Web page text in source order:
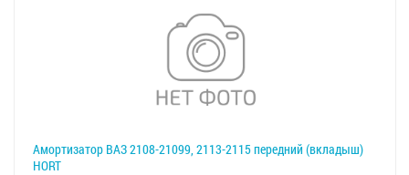
Амортизатор ВАЗ 2108-21099, 2113-2115 передний (вкладыш)
HORT